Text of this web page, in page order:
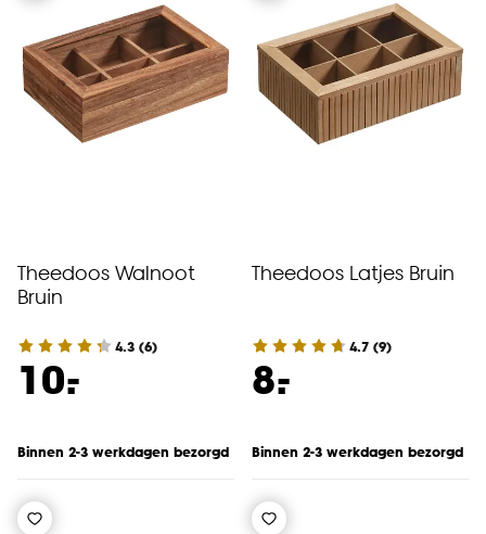
Theedoos Walnoot
Bruin
4.3 (6)
10.
-
Binnen 2-3 werkdagen bezorgd
Theedoos Latjes Bruin
4.7 (9)
8.
-
Binnen 2-3 werkdagen bezorgd